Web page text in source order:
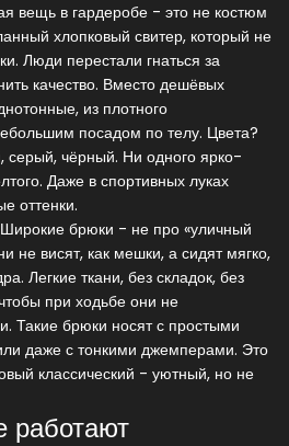
вещь в гардеробе - это не костюм
хлопковый свитер, который не
Люди перестали гнаться за
качество. Вместо дешёвых
из плотного
посадом по телу. Цвета?
чёрный. Ни одного ярко-
Даже в спортивных луках
оттенки.
брюки - не про «уличный
не висят, как мешки, а сидят мягко,
Легкие ткани, без складок, без
при ходьбе они не
Такие брюки носят с простыми
даже с тонкими джемперами. Это
классический - уютный, но не
работают